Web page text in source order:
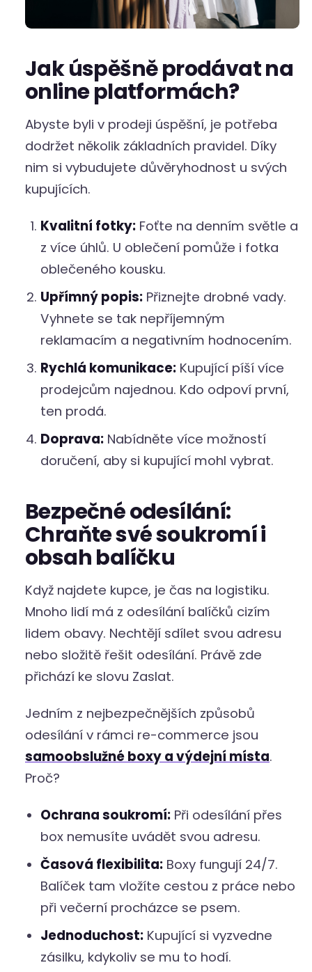
Jak úspěšně prodávat na
online platformách?
Abyste byli v prodeji úspěšní, je potřeba
dodržet několik základních pravidel. Díky
nim si vybudujete důvěryhodnost u svých
kupujících.
Kvalitní fotky: Foťte na denním světle a
z více úhlů. U oblečení pomůže i fotka
oblečeného kousku.
Upřímný popis: Přiznejte drobné vady.
Vyhnete se tak nepříjemným
reklamacím a negativním hodnocením.
Rychlá komunikace: Kupující píší více
prodejcům najednou. Kdo odpoví první,
ten prodá.
Doprava: Nabídněte více možností
doručení, aby si kupující mohl vybrat.
Bezpečné odesílání:
Chraňte své soukromí i
obsah balíčku
Když najdete kupce, je čas na logistiku.
Mnoho lidí má z odesílání balíčků cizím
lidem obavy. Nechtějí sdílet svou adresu
nebo složitě řešit odesílání. Právě zde
přichází ke slovu Zaslat.
Jedním z nejbezpečnějších způsobů
odesílání v rámci re-commerce jsou
samoobslužné boxy a výdejní místa.
Proč?
Ochrana soukromí: Při odesílání přes
box nemusíte uvádět svou adresu.
Časová flexibilita: Boxy fungují 24/7.
Balíček tam vložíte cestou z práce nebo
při večerní procházce se psem.
Jednoduchost: Kupující si vyzvedne
zásilku, kdykoliv se mu to hodí.